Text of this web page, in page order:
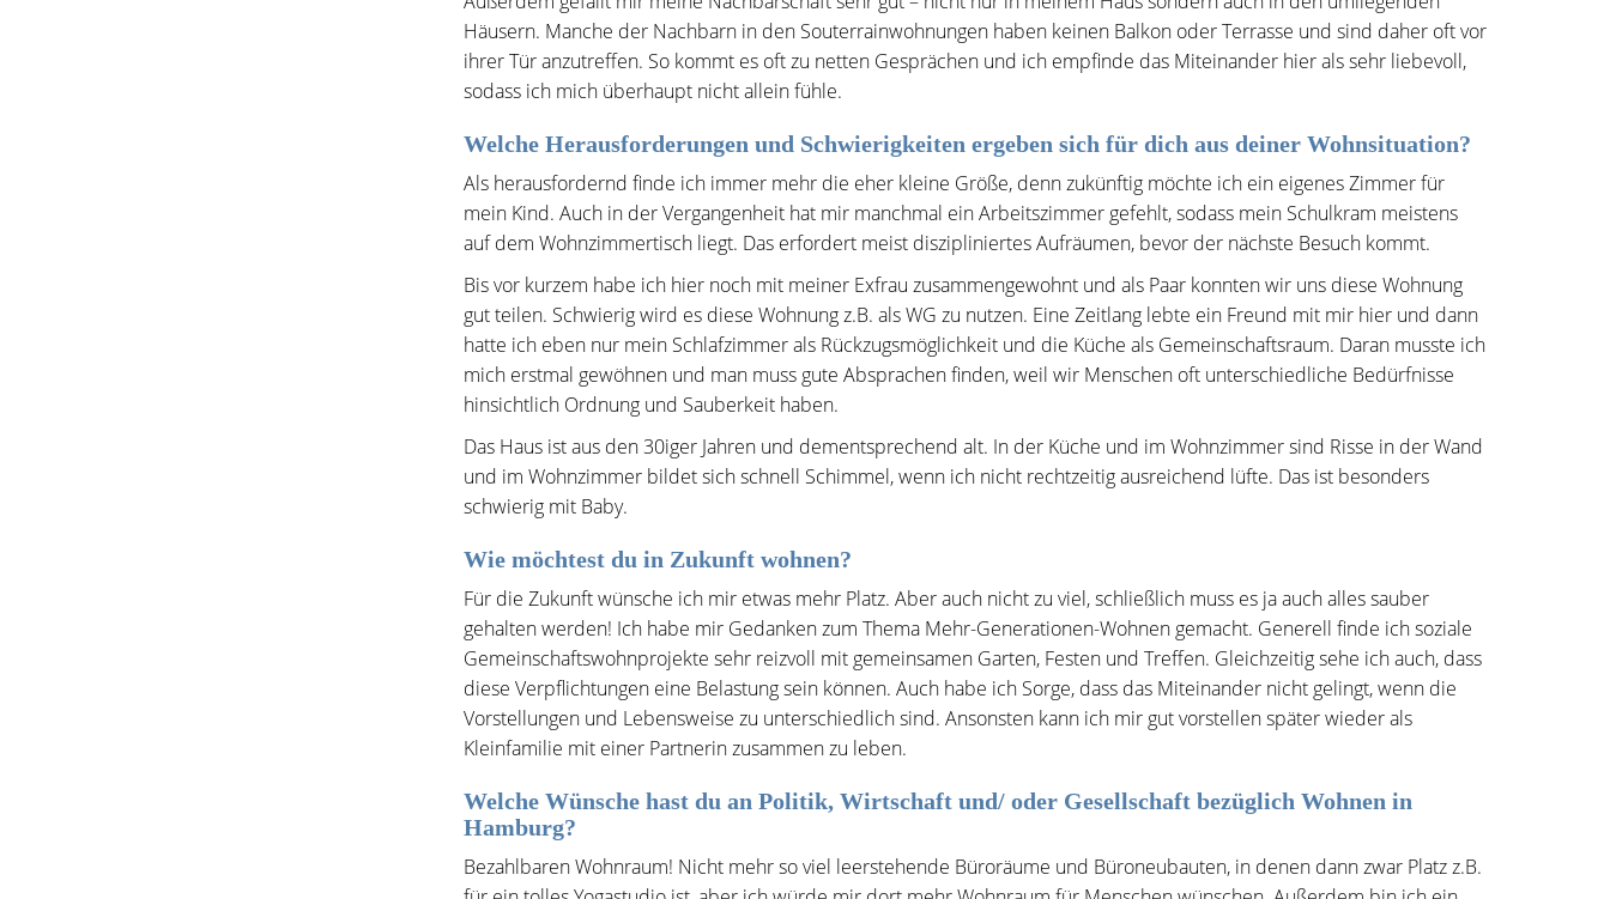
Häusern. Manche der Nachbarn in den Souterrainwohnungen haben keinen Balkon oder Terrasse und sind daher oft vor
ihrer Tür anzutreffen. So kommt es oft zu netten Gesprächen und ich empfinde das Miteinander hier als sehr liebevoll,
sodass ich mich überhaupt nicht allein fühle.
Welche Herausforderungen und Schwierigkeiten ergeben sich für dich aus deiner Wohnsituation?
Als herausfordernd finde ich immer mehr die eher kleine Größe, denn zukünftig möchte ich ein eigenes Zimmer für
mein Kind. Auch in der Vergangenheit hat mir manchmal ein Arbeitszimmer gefehlt, sodass mein Schulkram meistens
auf dem Wohnzimmertisch liegt. Das erfordert meist diszipliniertes Aufräumen, bevor der nächste Besuch kommt.
Bis vor kurzem habe ich hier noch mit meiner Exfrau zusammengewohnt und als Paar konnten wir uns diese Wohnung
gut teilen. Schwierig wird es diese Wohnung z.B. als WG zu nutzen. Eine Zeitlang lebte ein Freund mit mir hier und dann
hatte ich eben nur mein Schlafzimmer als Rückzugsmöglichkeit und die Küche als Gemeinschaftsraum. Daran musste ich
mich erstmal gewöhnen und man muss gute Absprachen finden, weil wir Menschen oft unterschiedliche Bedürfnisse
hinsichtlich Ordnung und Sauberkeit haben.
Das Haus ist aus den 30iger Jahren und dementsprechend alt. In der Küche und im Wohnzimmer sind Risse in der Wand
und im Wohnzimmer bildet sich schnell Schimmel, wenn ich nicht rechtzeitig ausreichend lüfte. Das ist besonders
schwierig mit Baby.
Wie möchtest du in Zukunft wohnen?
Für die Zukunft wünsche ich mir etwas mehr Platz. Aber auch nicht zu viel, schließlich muss es ja auch alles sauber
gehalten werden! Ich habe mir Gedanken zum Thema Mehr-Generationen-Wohnen gemacht. Generell finde ich soziale
Gemeinschaftswohnprojekte sehr reizvoll mit gemeinsamen Garten, Festen und Treffen. Gleichzeitig sehe ich auch, dass
diese Verpflichtungen eine Belastung sein können. Auch habe ich Sorge, dass das Miteinander nicht gelingt, wenn die
Vorstellungen und Lebensweise zu unterschiedlich sind. Ansonsten kann ich mir gut vorstellen später wieder als
Kleinfamilie mit einer Partnerin zusammen zu leben.
Welche Wünsche hast du an Politik, Wirtschaft und/ oder Gesellschaft bezüglich Wohnen in
Hamburg?
Bezahlbaren Wohnraum! Nicht mehr so viel leerstehende Büroräume und Büroneubauten, in denen dann zwar Platz z.B.